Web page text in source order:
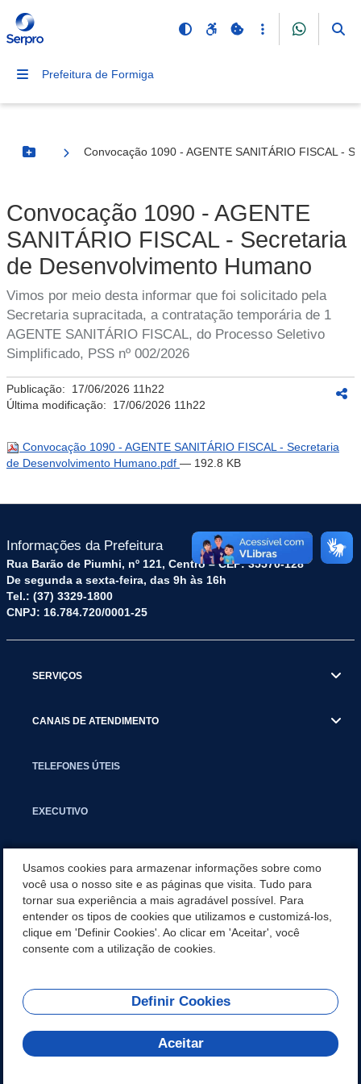
Prefeitura de Formiga
Botão Menu
Convocação 1090 - AGENTE SANITÁRIO FISCAL -
Convocação 1090 - AGENTE
SANITÁRIO FISCAL - Secretaria
de Desenvolvimento Humano
Vimos por meio desta informar que foi solicitado pela
Secretaria supracitada, a contratação temporária de 1
AGENTE SANITÁRIO FISCAL, do Processo Seletivo
Simplificado, PSS nº 002/2026
Publicação: 17/06/2026 11h22
Última modificação: 17/06/2026 11h22
Convocação 1090 - AGENTE SANITÁRIO FISCAL - Secretaria
de Desenvolvimento Humano.pdf — 192.8 KB
Informações da Prefeitura
Rua Barão de Piumhi, nº 121, Centro – CEP: 35570-128
De segunda a sexta-feira, das 9h às 16h
Tel.: (37) 3329-1800
CNPJ: 16.784.720/0001-25
SERVIÇOS
CANAIS DE ATENDIMENTO
TELEFONES ÚTEIS
EXECUTIVO
APLICATIVO
SECRETARIAS
REDES SOCIAIS
Usamos cookies para armazenar informações sobre como
você usa o nosso site e as páginas que visita. Tudo para
tornar sua experiência a mais agradável possível. Para
entender os tipos de cookies que utilizamos e customizá-los,
clique em 'Definir Cookies'. Ao clicar em 'Aceitar', você
consente com a utilização de cookies.
Definir Cookies
Aceitar